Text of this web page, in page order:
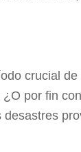
crucial
por fin